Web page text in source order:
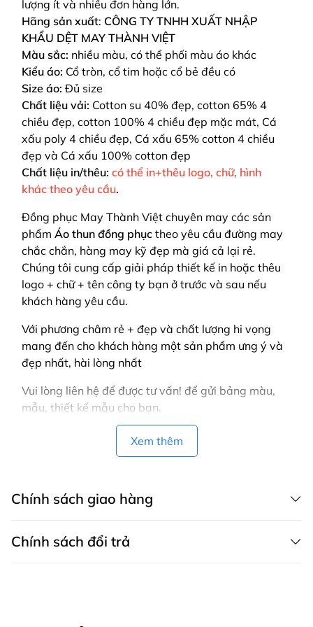
lượng ít và nhiều đơn hàng lớn.
Hãng sản xuất: CÔNG TY TNHH XUẤT NHẬP
KHẨU DỆT MAY THÀNH VIỆT
Màu sắc: nhiều màu, có thể phối màu áo khác
Kiểu áo: Cổ tròn, cổ tim hoặc cổ bẻ đều có
Size áo: Đủ size
Chất liệu vải: Cotton su 40% đẹp, cotton 65% 4
chiều đẹp, cotton 100% 4 chiều đẹp mặc mát, Cá
xấu poly 4 chiều đẹp, Cá xấu 65% cotton 4 chiều
đẹp và Cá xấu 100% cotton đẹp
Chất liệu in/thêu: có thể in+thêu logo, chữ, hình
khác theo yêu cầu.
Đồng phục May Thành Việt chuyên may các sản
phẩm Áo thun đồng phục theo yêu cầu đường may
chắc chắn, hàng may kỹ đẹp mà giá cả lại rẻ.
Chúng tôi cung cấp giải pháp thiết kế in hoặc thêu
logo + chữ + tên công ty bạn ở trước và sau nếu
khách hàng yêu cầu.
Với phương châm rẻ + đẹp và chất lượng hi vọng
mang đến cho khách hàng một sản phẩm ưng ý và
đẹp nhất, hài lòng nhất
Vui lòng liên hệ để được tư vấn! để gửi bảng màu,
mẫu, thiết kế mẫu cho bạn.
Xem thêm
Chính sách giao hàng
CHÍNH SÁCH GIAO HÀNG MAY THÀNH VIỆT có dịch vụ giao hàng tận
Chính sách đổi trả
xảy ra do lỗi của nhà sản xuất.